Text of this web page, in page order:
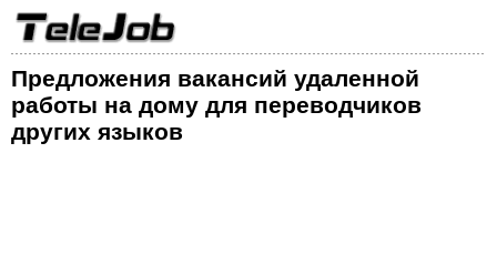
Предложения вакансий удаленной
работы на дому для переводчиков
других языков